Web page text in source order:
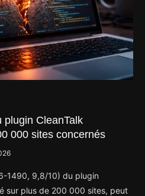
plugin CleanTalk
000 sites concernés
1490, 9,8/10) du plugin
sur plus de 200 000 sites, peut